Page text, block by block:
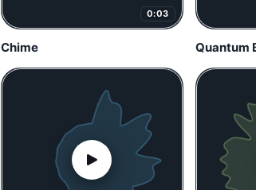
0:03
Chime Quantum